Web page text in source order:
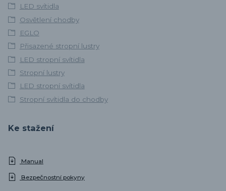
LED svítidla
Osvětlení chodby
EGLO
Přisazené stropní lustry
LED stropní svítidla
Stropní lustry
LED stropní svítidla
Stropní svítidla do chodby
Ke stažení
Manual
Bezpečnostní pokyny